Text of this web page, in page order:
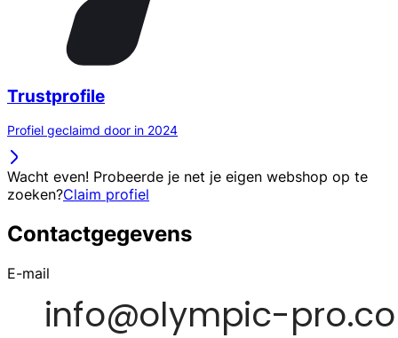
Trustprofile
Profiel geclaimd door in 2024
Wacht even! Probeerde je net je eigen webshop op te
zoeken?Claim profiel
Contactgegevens
E-mail